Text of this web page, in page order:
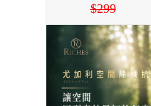
299